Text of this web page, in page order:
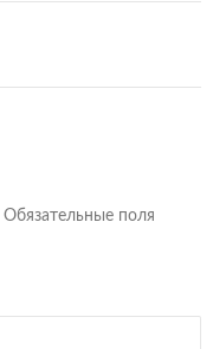
Обязательные поля